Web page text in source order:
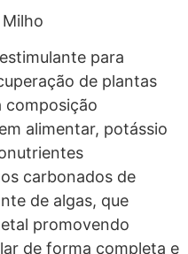
Milho
para
de plantas
composição
alimentar, potássio
carbonados de
de algas, que
promovendo
de forma completa e